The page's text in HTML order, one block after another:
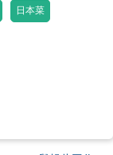
日本菜